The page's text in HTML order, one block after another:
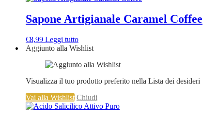
Sapone Artigianale Caramel Coffee
€8,99 Leggi tutto
Aggiunto alla Wishlist
Visualizza il tuo prodotto preferito nella Lista dei desideri
Vai alla Wishlist Chiudi